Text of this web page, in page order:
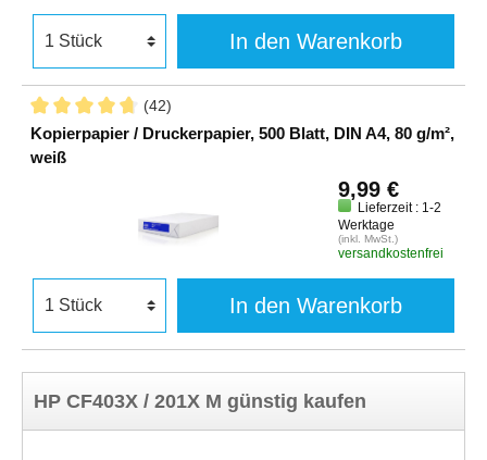
In den Warenkorb
(42)
Kopierpapier / Druckerpapier, 500 Blatt, DIN A4, 80 g/m²,
weiß
9,99 €
Lieferzeit : 1-2
Werktage
(inkl. MwSt.)
versandkostenfrei
In den Warenkorb
HP CF403X / 201X M günstig kaufen